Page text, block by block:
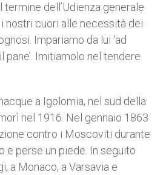
dell’Udienza generale
nostri cuori alle necessità dei
Impariamo da lui ‘ad
pane’. Imitiamolo nel tendere
a Igolomia, nel sud della
nel 1916. Nel gennaio 1863
contro i Moscoviti durante
e perse un piede. In seguito
a Monaco, a Varsavia e